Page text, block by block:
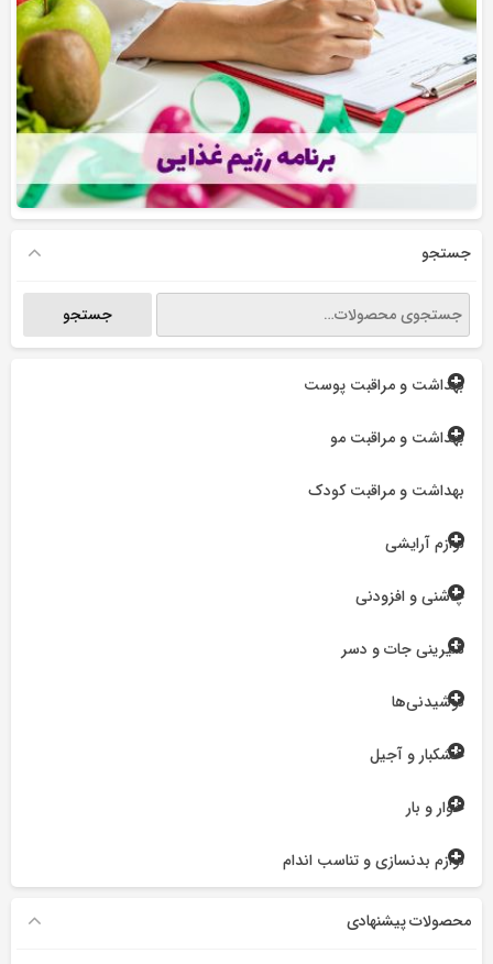
جستجو
جستجو
برای:
جستجو
بهداشت و مراقبت پوست
بهداشت و مراقبت مو
بهداشت و مراقبت کودک
لوازم آرایشی
چاشنی و افزودنی
شیرینی جات و دسر
نوشیدنی‌ها
خشکبار و آجیل
خوار و بار
لوازم بدنسازی و تناسب اندام
محصولات پیشنهادی